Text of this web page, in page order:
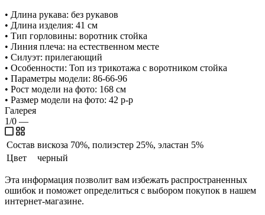
• Длина рукава: без рукавов
• Длина изделия: 41 см
• Тип горловины: воротник стойка
• Линия плеча: на естественном месте
• Силуэт: прилегающий
• Особенности: Топ из трикотажа с воротником стойка
• Параметры модели: 86-66-96
• Рост модели на фото: 168 см
• Размер модели на фото: 42 р-р
Галерея
1/0 —
Состав вискоза 70%, полиэстер 25%, эластан 5%
Цвет
черный
Эта информация позволит вам избежать распространенных
ошибок и поможет определиться с выбором покупок в нашем
интернет-магазине.